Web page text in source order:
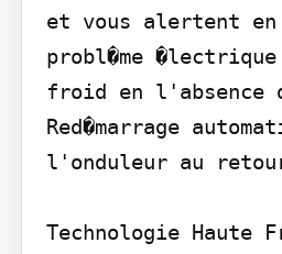
et vous alertent en
probl�me �lectrique
froid en l'absence
Red�marrage
l'onduleur au
Technologie Haute